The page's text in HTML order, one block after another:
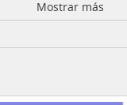
Mostrar más